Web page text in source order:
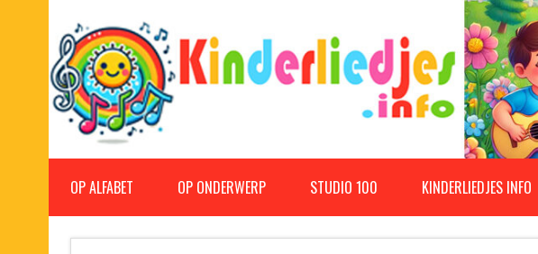
Kinderliedjes
OP ALFABET OP ONDERWERP STUDIO 100 KINDERLIEDJES INFO